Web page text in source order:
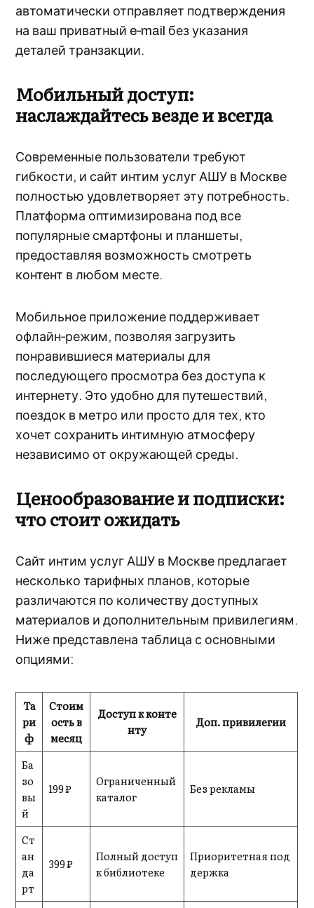
автоматически отправляет подтверждения
на ваш приватный e‑mail без указания
деталей транзакции.
Мобильный доступ:
наслаждайтесь везде и всегда
Современные пользователи требуют
гибкости, и сайт интим услуг АШУ в Москве
полностью удовлетворяет эту потребность.
Платформа оптимизирована под все
популярные смартфоны и планшеты,
предоставляя возможность смотреть
контент в любом месте.
Мобильное приложение поддерживает
офлайн‑режим, позволяя загрузить
понравившиеся материалы для
последующего просмотра без доступа к
интернету. Это удобно для путешествий,
поездок в метро или просто для тех, кто
хочет сохранить интимную атмосферу
независимо от окружающей среды.
Ценообразование и подписки:
что стоит ожидать
Сайт интим услуг АШУ в Москве предлагает
несколько тарифных планов, которые
различаются по количеству доступных
материалов и дополнительным привилегиям.
Ниже представлена таблица с основными
опциями:
Та
ри
ф
Стоим
ость в
месяц
Доступ к конте
нту
Доп. привилегии
Ба
зо
вы
й
199 ₽
Ограниченный
каталог
Без рекламы
Ст
ан
да
рт
399 ₽
Полный доступ
к библиотеке
Приоритетная под
держка